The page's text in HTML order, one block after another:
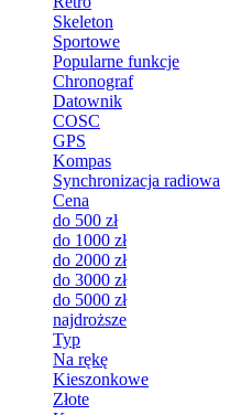
Skeleton
Sportowe
Popularne funkcje
Chronograf
Datownik
COSC
GPS
Kompas
Synchronizacja radiowa
Cena
do 500 zł
do 1000 zł
do 2000 zł
do 3000 zł
do 5000 zł
najdroższe
Typ
Na rękę
Kieszonkowe
Złote